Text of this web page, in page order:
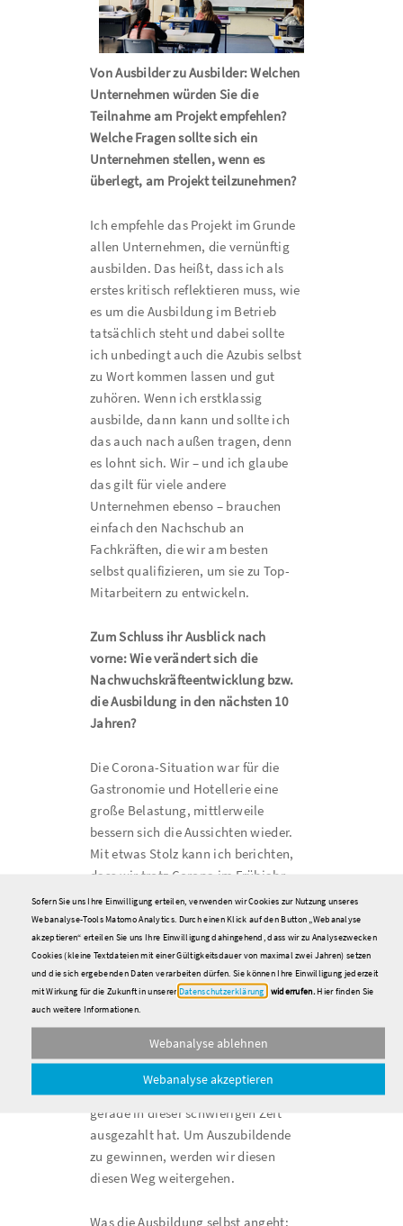
Von Ausbilder zu Ausbilder: Welchen
Unternehmen würden Sie die
Teilnahme am Projekt empfehlen?
Welche Fragen sollte sich ein
Unternehmen stellen, wenn es
überlegt, am Projekt teilzunehmen?
Ich empfehle das Projekt im Grunde
allen Unternehmen, die vernünftig
ausbilden. Das heißt, dass ich als
erstes kritisch reflektieren muss, wie
es um die Ausbildung im Betrieb
tatsächlich steht und dabei sollte
ich unbedingt auch die Azubis selbst
zu Wort kommen lassen und gut
zuhören. Wenn ich erstklassig
ausbilde, dann kann und sollte ich
das auch nach außen tragen, denn
es lohnt sich. Wir – und ich glaube
das gilt für viele andere
Unternehmen ebenso – brauchen
einfach den Nachschub an
Fachkräften, die wir am besten
selbst qualifizieren, um sie zu Top-
Mitarbeitern zu entwickeln.
Zum Schluss ihr Ausblick nach
vorne: Wie verändert sich die
Nachwuchskräfteentwicklung bzw.
die Ausbildung in den nächsten 10
Jahren?
Die Corona-Situation war für die
Gastronomie und Hotellerie eine
große Belastung, mittlerweile
bessern sich die Aussichten wieder.
Mit etwas Stolz kann ich berichten,
dass wir trotz Corona im Frühjahr
sogar mehr
Ausbildungsplatzanfragen hatten,
als im Jahr davor. Wir sind sehr froh,
dass im August zehn neue
Auszubildende bei uns ihren Weg ins
Berufsleben gestartet haben. So
gesehen scheinen unsere
Maßnahmen und unsere Art, auf die
Jugendlichen zuzugehen, der
richtige Ansatz zu sein, der sich
gerade in dieser schwierigen Zeit
ausgezahlt hat. Um Auszubildende
zu gewinnen, werden wir diesen
diesen Weg weitergehen.
Was die Ausbildung selbst angeht:
Sofern Sie uns Ihre Einwilligung erteilen, verwenden wir Cookies zur Nutzung unseres
Webanalyse-Tools Matomo Analytics. Durch einen Klick auf den Button „Webanalyse
akzeptieren“ erteilen Sie uns Ihre Einwilligung dahingehend, dass wir zu Analysezwecken
Cookies (kleine Textdateien mit einer Gültigkeitsdauer von maximal zwei Jahren) setzen
und die sich ergebenden Daten verarbeiten dürfen. Sie können Ihre Einwilligung jederzeit
mit Wirkung für die Zukunft in unserer Datenschutzerklärung widerrufen.Hier finden Sie
auch weitere Informationen.
Webanalyse ablehnen
Webanalyse akzeptieren